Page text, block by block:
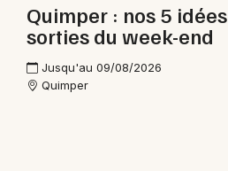
Quimper : nos 5 idées
sorties du week-end
Jusqu'au 09/08/2026
Quimper